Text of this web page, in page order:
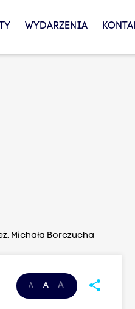
WYDARZENIA
Michała Borczucha
A A A share